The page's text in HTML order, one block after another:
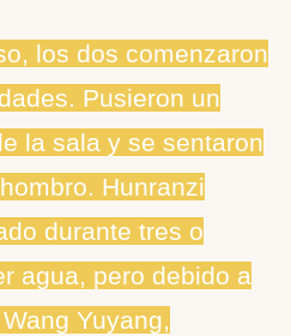
los dos comenzaron
Pusieron un
la sala y se sentaron
Hunranzi
durante tres o
agua, pero debido a
Yuyang,